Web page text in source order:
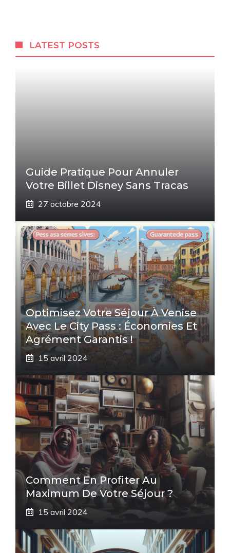
LATEST POSTS
Guide Pratique Pour Annuler
Votre Billet Disney Sans Tracas
27 octobre 2024
Optimisez Votre Séjour À Venise
Avec Le City Pass : Économies Et
Agrément Garantis !
15 avril 2024
Comment En Profiter Au
Maximum De Votre Séjour ?
15 avril 2024